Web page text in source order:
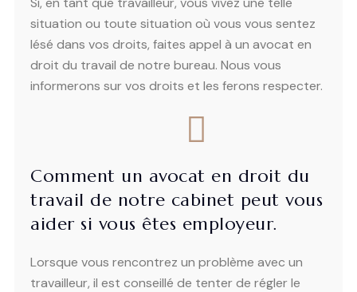
situation ou toute situation où vous vous sentez
lésé dans vos droits, faites appel à un avocat en
droit du travail de notre bureau. Nous vous
informerons sur vos droits et les ferons respecter.
Comment un avocat en droit du
travail de notre cabinet peut vous
aider si vous êtes employeur.
Lorsque vous rencontrez un problème avec un
travailleur, il est conseillé de tenter de régler le